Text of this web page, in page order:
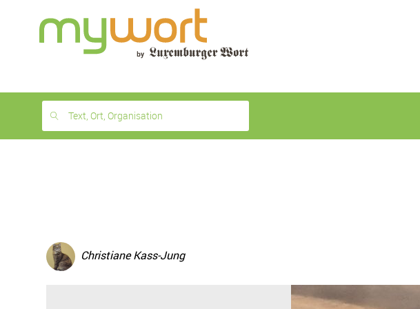
month
free
Text, Ort, Organisation
Christiane Kass-Jung